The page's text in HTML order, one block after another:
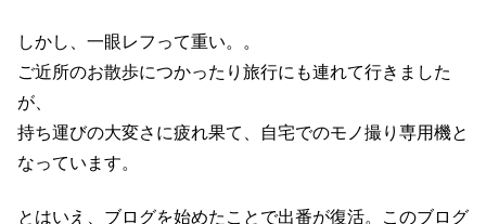
しかし、一眼レフって重い。。
ご近所のお散歩につかったり旅行にも連れて行きました
が、
持ち運びの大変さに疲れ果て、自宅でのモノ撮り専用機と
なっています。
とはいえ、ブログを始めたことで出番が復活。このブログ